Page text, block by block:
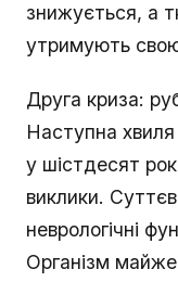
знижується, а
утримують
Друга криза:
Наступна хвиля
у шістдесят
виклики.
неврологічні
Організм